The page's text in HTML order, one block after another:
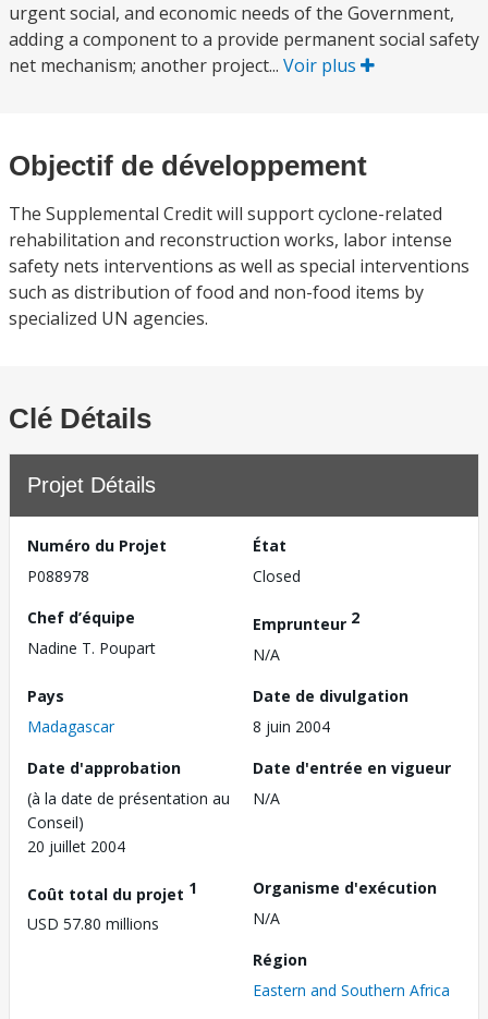
urgent social, and economic needs of the Government,
adding a component to a provide permanent social safety
net mechanism; another project... Voir plus
Objectif de développement
The Supplemental Credit will support cyclone-related
rehabilitation and reconstruction works, labor intense
safety nets interventions as well as special interventions
such as distribution of food and non-food items by
specialized UN agencies.
Clé Détails
Projet Détails
Numéro du Projet
P088978
État
Closed
Chef d’équipe
Nadine T. Poupart
Emprunteur 2
N/A
Pays
Madagascar
Date de divulgation
8 juin 2004
Date d'approbation
(à la date de présentation au
Conseil)
20 juillet 2004
Date d'entrée en vigueur
N/A
Coût total du projet 1
USD 57.80 millions
Organisme d'exécution
N/A
Région
Eastern and Southern Africa